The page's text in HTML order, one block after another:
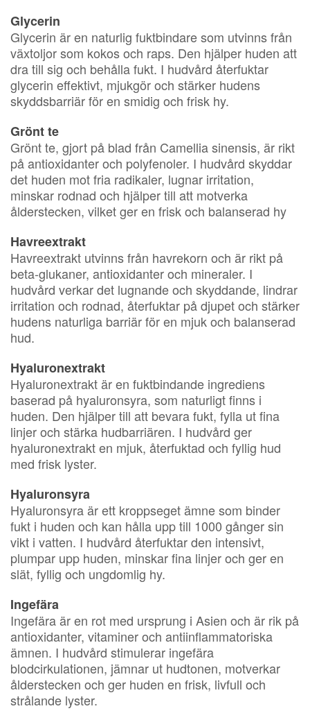
Glycerin
Glycerin är en naturlig fuktbindare som utvinns från
växtoljor som kokos och raps. Den hjälper huden att
dra till sig och behålla fukt. I hudvård återfuktar
glycerin effektivt, mjukgör och stärker hudens
skyddsbarriär för en smidig och frisk hy.
Grönt te
Grönt te, gjort på blad från Camellia sinensis, är rikt
på antioxidanter och polyfenoler. I hudvård skyddar
det huden mot fria radikaler, lugnar irritation,
minskar rodnad och hjälper till att motverka
ålderstecken, vilket ger en frisk och balanserad hy
Havreextrakt
Havreextrakt utvinns från havrekorn och är rikt på
beta-glukaner, antioxidanter och mineraler. I
hudvård verkar det lugnande och skyddande, lindrar
irritation och rodnad, återfuktar på djupet och stärker
hudens naturliga barriär för en mjuk och balanserad
hud.
Hyaluronextrakt
Hyaluronextrakt är en fuktbindande ingrediens
baserad på hyaluronsyra, som naturligt finns i
huden. Den hjälper till att bevara fukt, fylla ut fina
linjer och stärka hudbarriären. I hudvård ger
hyaluronextrakt en mjuk, återfuktad och fyllig hud
med frisk lyster.
Hyaluronsyra
Hyaluronsyra är ett kroppseget ämne som binder
fukt i huden och kan hålla upp till 1000 gånger sin
vikt i vatten. I hudvård återfuktar den intensivt,
plumpar upp huden, minskar fina linjer och ger en
slät, fyllig och ungdomlig hy.
Ingefära
Ingefära är en rot med ursprung i Asien och är rik på
antioxidanter, vitaminer och antiinflammatoriska
ämnen. I hudvård stimulerar ingefära
blodcirkulationen, jämnar ut hudtonen, motverkar
ålderstecken och ger huden en frisk, livfull och
strålande lyster.